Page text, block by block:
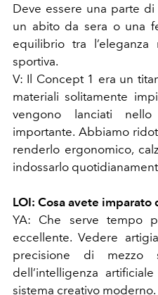
Deve essere una parte
un abito da sera o una
equilibrio tra
sportiva.
V: Il Concept 1 era un
materiali solitamente
vengono lanciati
importante. Abbiamo
renderlo ergonomico,
indossarlo
LOI: Cosa avete imparato
YA: Che serve tempo
eccellente. Vedere
precisione di mezzo
dell’intelligenza
sistema creativo moderno.